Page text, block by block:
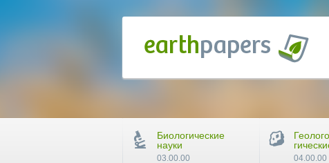
Биологические
науки
03.00.00 04.00.00